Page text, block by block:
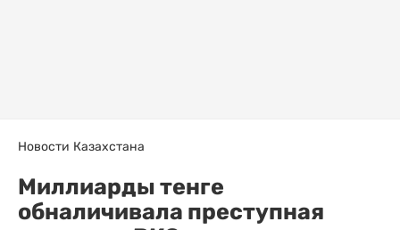
Новости Казахстана
Миллиарды тенге
обналичивала преступная